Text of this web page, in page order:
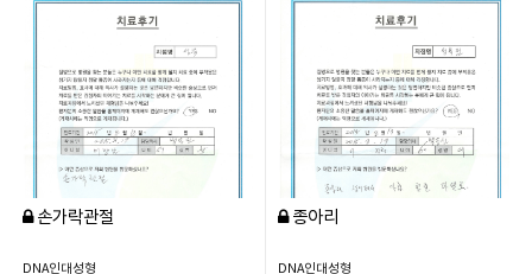
손가락관절
DNA인대성형
종아리
DNA인대성형